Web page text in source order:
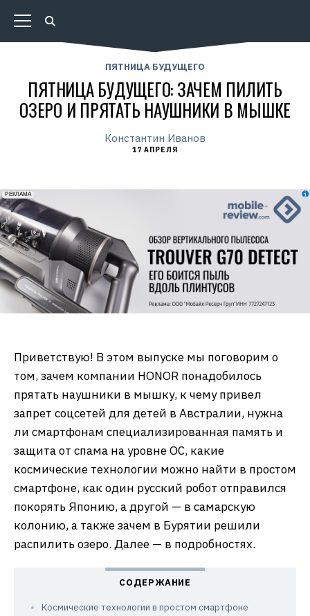
ПЯТНИЦА БУДУЩЕГО
ПЯТНИЦА БУДУЩЕГО: ЗАЧЕМ ПИЛИТЬ
ОЗЕРО И ПРЯТАТЬ НАУШНИКИ В МЫШКЕ
Константин Иванов
17 АПРЕЛЯ
erid: 2VfnxxmNzs5
РЕКЛАМА
Приветствую! В этом выпуске мы поговорим о
том, зачем компании HONOR понадобилось
прятать наушники в мышку, к чему привел
запрет соцсетей для детей в Австралии, нужна
ли смартфонам специализированная память и
защита от спама на уровне ОС, какие
космические технологии можно найти в простом
смартфоне, как один русский робот отправился
покорять Японию, а другой — в самарскую
колонию, а также зачем в Бурятии решили
распилить озеро. Далее — в подробностях.
Космические технологии в простом смартфоне